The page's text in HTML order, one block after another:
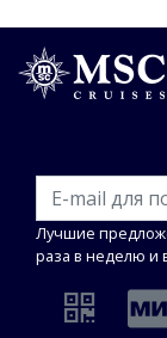
Лучшие
раза в неделю и